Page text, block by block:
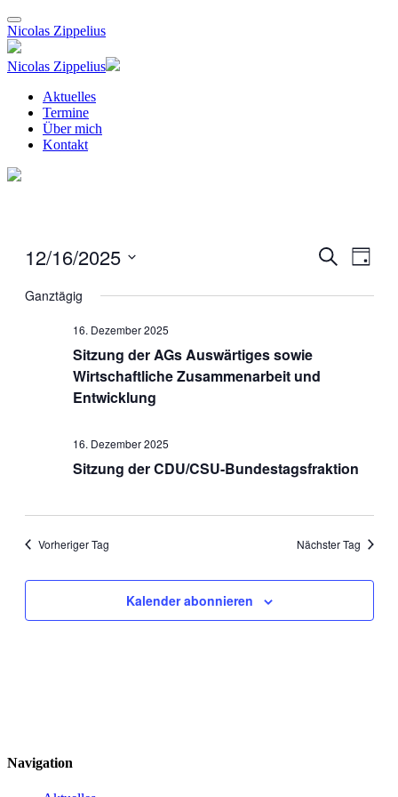
Nicolas Zippelius
Nicolas Zippelius
Aktuelles
Termine
Über mich
Kontakt
und
Suche
Tag
12/16/2025
wählen.
Ganztägig
16. Dezember 2025
Sitzung der AGs Auswärtiges sowie
Wirtschaftliche Zusammenarbeit und
Entwicklung
16. Dezember 2025
Sitzung der CDU/CSU-Bundestagsfraktion
Vorheriger Tag Nächster Tag
Kalender abonnieren
Navigation